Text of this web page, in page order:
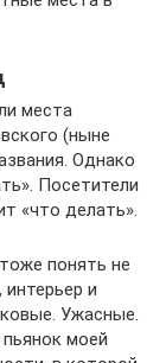
места
(ныне
Однако
Посетители
«что делать».
понять не
и
Ужасные.
моей